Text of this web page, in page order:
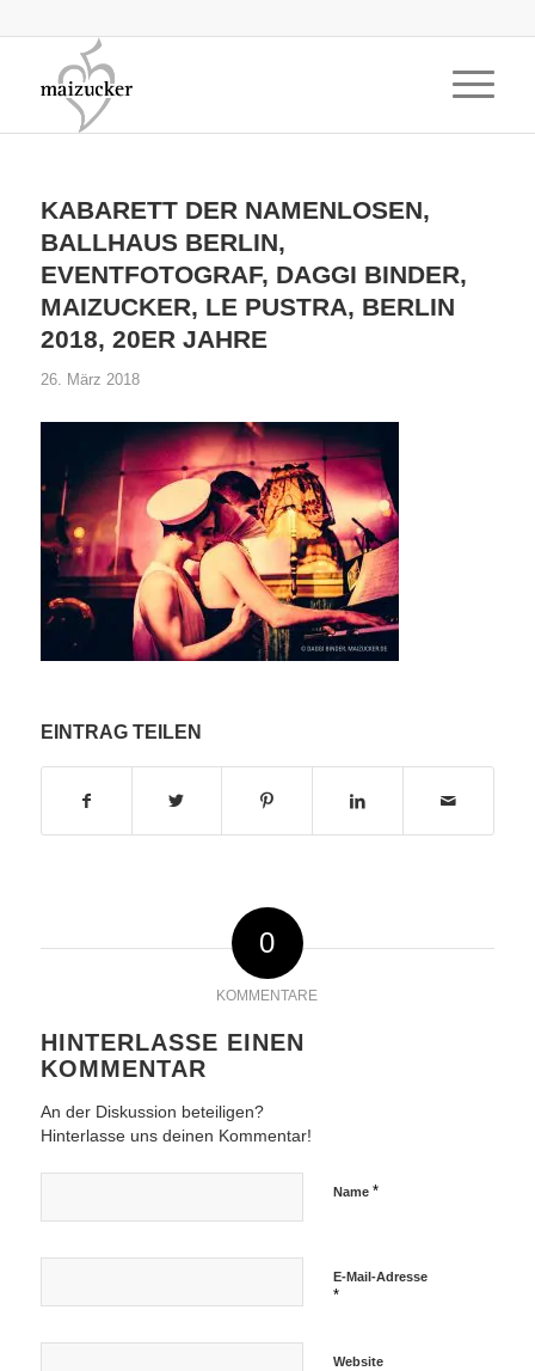
KABARETT DER NAMENLOSEN,
BALLHAUS BERLIN,
EVENTFOTOGRAF, DAGGI BINDER,
MAIZUCKER, LE PUSTRA, BERLIN
2018, 20ER JAHRE
26. März 2018
EINTRAG TEILEN
0
KOMMENTARE
HINTERLASSE EINEN
KOMMENTAR
An der Diskussion beteiligen?
Hinterlasse uns deinen Kommentar!
Name *
E-Mail-Adresse
*
Website